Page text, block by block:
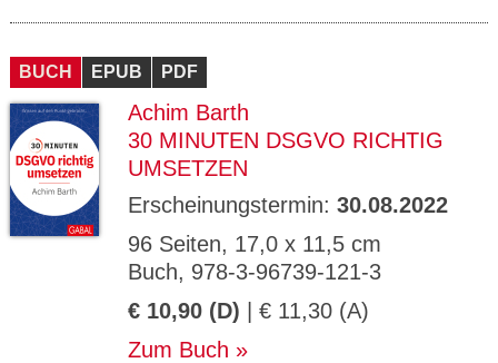
BUCH EPUB PDF
Achim Barth
30 MINUTEN DSGVO RICHTIG
UMSETZEN
Erscheinungstermin: 30.08.2022
96 Seiten, 17,0 x 11,5 cm
Buch, 978-3-96739-121-3
€ 10,90 (D) | € 11,30 (A)
Zum Buch